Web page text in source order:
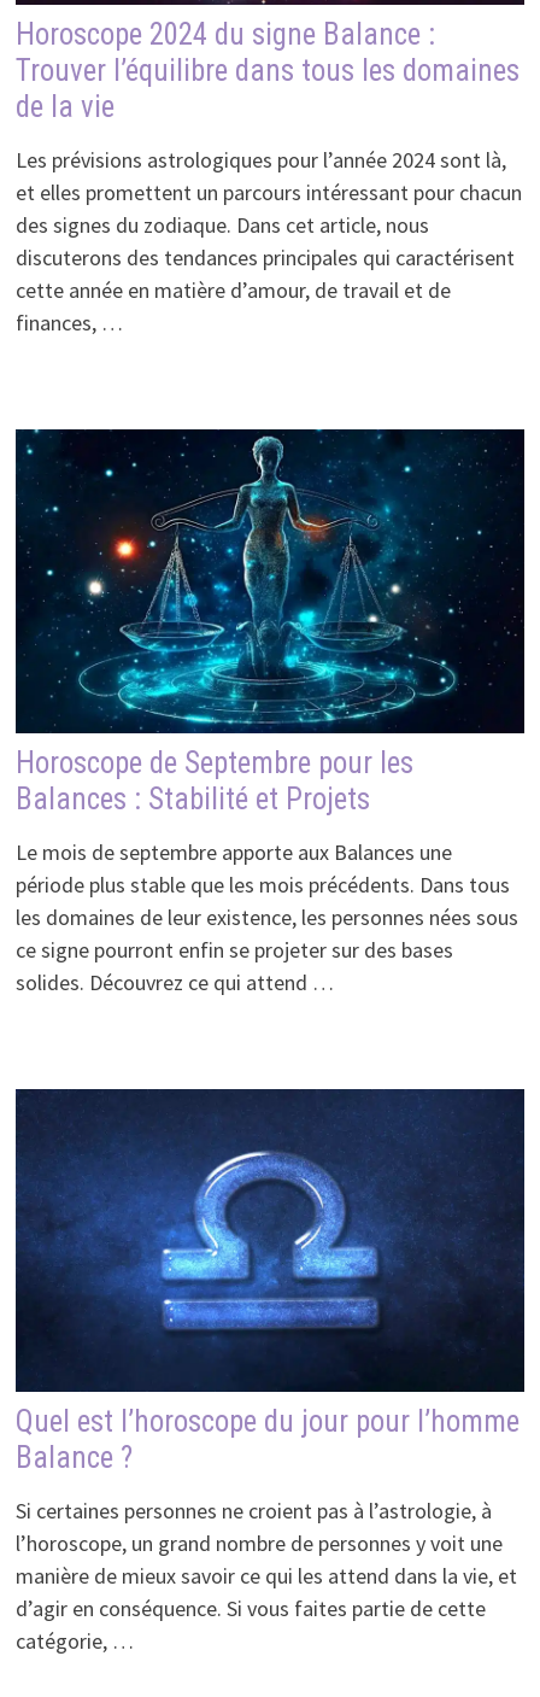
Horoscope 2024 du signe Balance :
Trouver l’équilibre dans tous les domaines
de la vie
Les prévisions astrologiques pour l’année 2024 sont là,
et elles promettent un parcours intéressant pour chacun
des signes du zodiaque. Dans cet article, nous
discuterons des tendances principales qui caractérisent
cette année en matière d’amour, de travail et de
finances, …
Horoscope de Septembre pour les
Balances : Stabilité et Projets
Le mois de septembre apporte aux Balances une
période plus stable que les mois précédents. Dans tous
les domaines de leur existence, les personnes nées sous
ce signe pourront enfin se projeter sur des bases
solides. Découvrez ce qui attend …
Quel est l’horoscope du jour pour l’homme
Balance ?
Si certaines personnes ne croient pas à l’astrologie, à
l’horoscope, un grand nombre de personnes y voit une
manière de mieux savoir ce qui les attend dans la vie, et
d’agir en conséquence. Si vous faites partie de cette
catégorie, …